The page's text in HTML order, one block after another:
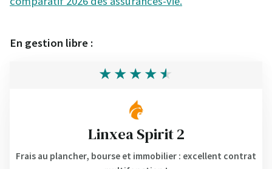
En gestion libre :
Linxea Spirit 2
Frais au plancher, bourse et immobilier : excellent contrat